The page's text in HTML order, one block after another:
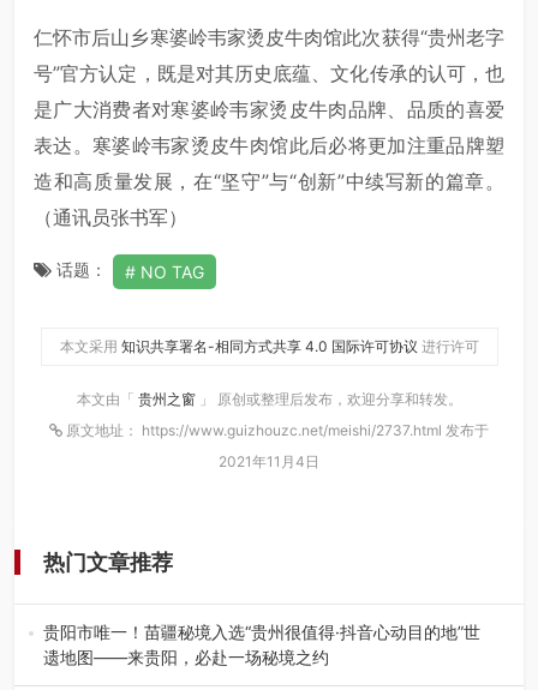
仁怀市后山乡寒婆岭韦家烫皮牛肉馆此次获得“贵州老字
号”官方认定，既是对其历史底蕴、文化传承的认可，也
是广大消费者对寒婆岭韦家烫皮牛肉品牌、品质的喜爱
表达。寒婆岭韦家烫皮牛肉馆此后必将更加注重品牌塑
造和高质量发展，在“坚守”与“创新”中续写新的篇章。
（通讯员张书军）
话题： NO TAG
本文采用 知识共享署名-相同方式共享 4.0 国际许可协议 进行许可
本文由「 贵州之窗 」 原创或整理后发布，欢迎分享和转发。
原文地址： https://www.guizhouzc.net/meishi/2737.html 发布于
2021年11月4日
热门文章推荐
贵阳市唯一！苗疆秘境入选“贵州很值得·抖音心动目的地”世
遗地图——来贵阳，必赴一场秘境之约
2026年7月21日，2026年“贵州很值得”暨抖音“心动目的